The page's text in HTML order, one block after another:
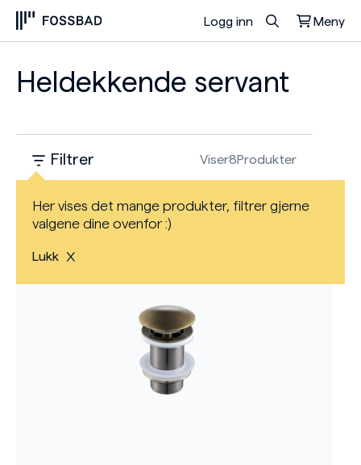
Logg inn Meny
Du har ingen produkter i handlekurven.
Heldekkende servant
Filtrer Viser8Produkter
Her vises det mange produkter, filtrer gjerne
valgene dine ovenfor :)
Lukk